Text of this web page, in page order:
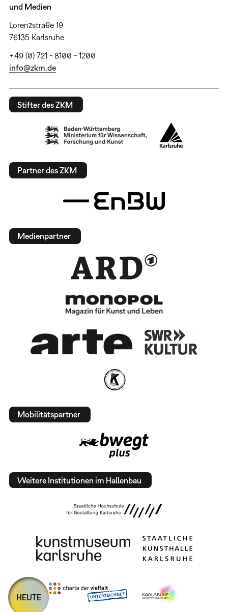
und Medien
Lorenzstraße 19
76135 Karlsruhe
+49 (0) 721 - 8100 - 1200
info@zkm.de
Stifter des ZKM
Partner des ZKM
Medienpartner
Mobilitätspartner
Weitere Institutionen im Hallenbau
HEUTE